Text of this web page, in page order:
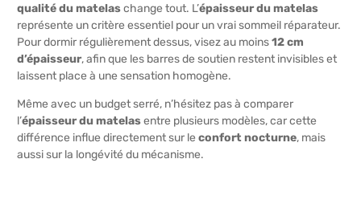
qualité du matelaschange tout. L’épaisseur du matelas
représente un critère essentiel pour un vrai sommeil réparateur.
Pour dormir régulièrement dessus, visez au moins12 cm
d’épaisseur, afin que les barres de soutien restent invisibles et
laissent place à une sensation homogène.
Même avec un budget serré, n’hésitez pas à comparer
l’épaisseur du matelasentre plusieurs modèles, car cette
différence influe directement sur le confort nocturne, mais
aussi sur la longévité du mécanisme.